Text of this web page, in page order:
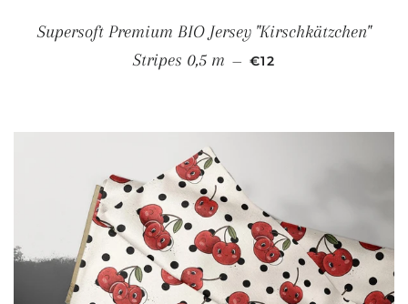
Supersoft Premium BIO Jersey "Kirschkätzchen"
Stripes 0,5 m — NORMALER PREIS
€12